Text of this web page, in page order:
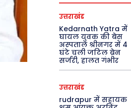
उत्तराखंड
Kedarnath Yatra में
घायल युवक की बेस
अस्पताल श्रीनगर में 4
घंटे चली जटिल ब्रेन
सर्जरी, हालत गंभीर
उत्तराखंड
rudrapur में सहायक